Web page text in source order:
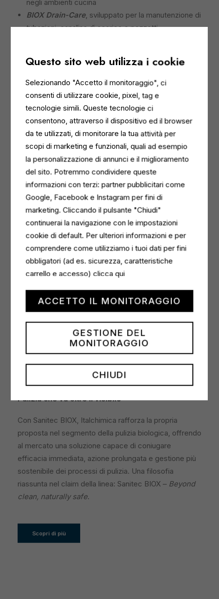
negli ambienti cucina
BIOX Drain-Care, sviluppato per la manutenzione di
tubazioni, canaline di scarico e pozzetti
concentrate da diluire, per adattarsi ai diversi sistemi di
utilizzo nel cleaning professionale.
Il processo di pulizia probiotica
L’efficacia della linea BIOX si basa su unprocesso in
tre fasi. Nella prima fase, i tensioattivi rimuovono lo
sporco visibile, sciogliendo grassi, proteine e residui
organici per un risultato immediato. Successivamente
entrano in azione i probiotici, che si depositano sulle
superfici trattate producendo enzimi capaci di
degradare progressivamente i residui organici anche
nelle micro-porosità. L’attività biologica continua nel
tempo, contribuendo a ridurre la formazione di sporco
e a neutralizzare le molecole responsabili dei cattivi
odori, mantenendo più a lungo gli ambienti puliti e
freschi. Grazie alla combinazione di tensioattivi e
microbioma superficiale equilibrato
la ricontaminazione e sostenendo una pulizia più
stabile nel tempo.
Pulizia che va oltre il visibile
Con Sanitec BIOX, Italchimica rafforza la propria
proposta nel segmento della pulizia biologica, offrendo
al mercato una soluzione capace di coniugare
efficacia immediata, azione prolungata e gestione più
sostenibile dei processi di pulizia. Una filosofia
riassunta nel claim della linea: Sanitec BIOX – Beyond
clean, naturally safe.
Scopri di più
Questo sito web utilizza i cookie
Selezionando "Accetto il monitoraggio", ci
consenti di utilizzare cookie, pixel, tag e
tecnologie simili. Queste tecnologie ci
consentono, attraverso il dispositivo ed il browser
da te utilizzati, di monitorare la tua attività per
scopi di marketing e funzionali, quali ad esempio
la personalizzazione di annunci e il miglioramento
del sito. Potremmo condividere queste
informazioni con terzi: partner pubblicitari come
Google, Facebook e Instagram per fini di
marketing. Cliccando il pulsante "Chiudi"
continuerai la navigazione con le impostazioni
cookie di default. Per ulteriori informazioni e per
comprendere come utilizziamo i tuoi dati per fini
obbligatori (ad es. sicurezza, caratteristiche
carrello e accesso)clicca qui
CHIUDI
GESTIONE DEL
MONITORAGGIO
ACCETTO IL MONITORAGGIO